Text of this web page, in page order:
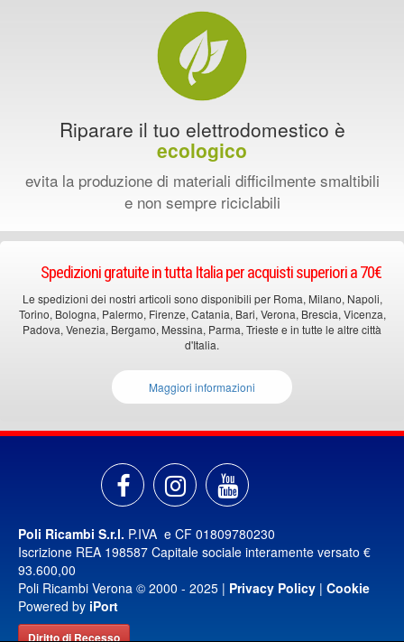
Riparare il tuo elettrodomestico è
ecologico
evita la produzione di materiali difficilmente smaltibili
e non sempre riciclabili
Spedizioni gratuite in tutta Italia per acquisti superiori a 70€
Le spedizioni dei nostri articoli sono disponibili per Roma, Milano, Napoli,
Torino, Bologna, Palermo, Firenze, Catania, Bari, Verona, Brescia, Vicenza,
Padova, Venezia, Bergamo, Messina, Parma, Trieste e in tutte le altre città
d'Italia.
Maggiori informazioni
Poli Ricambi S.r.l. P.IVA e CF 01809780230
Iscrizione REA 198587 Capitale sociale interamente versato €
93.600,00
Poli Ricambi Verona © 2000 - 2025 | Privacy Policy | Cookie
Powered by iPort
Diritto di Recesso